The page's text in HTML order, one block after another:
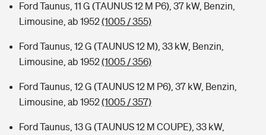
Ford Taunus, 11 G (TAUNUS 12 M P6), 37 kW, Benzin,
Limousine, ab 1952(1005 / 355)
Ford Taunus, 12 G (TAUNUS 12 M), 33 kW, Benzin,
Limousine, ab 1952(1005 / 356)
Ford Taunus, 12 G (TAUNUS 12 M P6), 37 kW, Benzin,
Limousine, ab 1952(1005 / 357)
Ford Taunus, 13 G (TAUNUS 12 M COUPE), 33 kW,